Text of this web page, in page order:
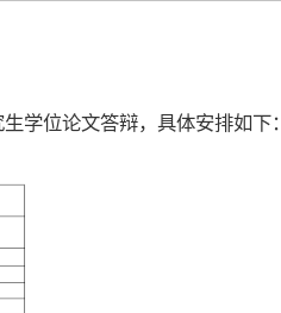
学位论文答辩，具体安排如下：